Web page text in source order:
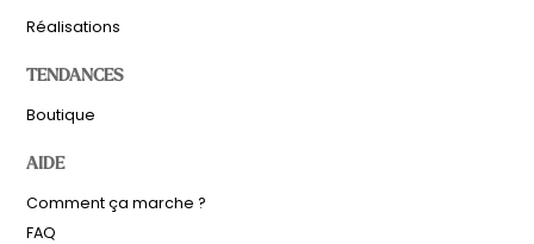
Réalisations
TENDANCES
Boutique
AIDE
Comment ça marche ?
FAQ